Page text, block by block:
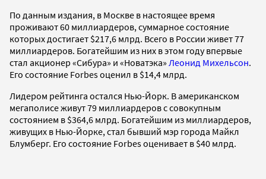
По данным издания, в Москве в настоящее время
проживают 60 миллиардеров, суммарное состояние
которых достигает $217,6 млрд. Всего в России живет 77
миллиардеров. Богатейшим из них в этом году впервые
стал акционер «Сибура» и «Новатэка» Леонид Михельсон.
Его состояние Forbes оценил в $14,4 млрд.
Лидером рейтинга остался Нью-Йорк. В американском
мегаполисе живут 79 миллиардеров с совокупным
состоянием в $364,6 млрд. Богатейшим из миллиардеров,
живущих в Нью-Йорке, стал бывший мэр города Майкл
Блумберг. Его состояние Forbes оценивает в $40 млрд.